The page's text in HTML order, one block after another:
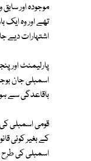
موجودہ اور
تھے اور وہ
اشتہارات دیے
پارلیمنٹ اور
اسمبلی جان
باقاعدگی سے
قومی اسمبلی
کے بغیر کوئی
اسمبلی کی طرح